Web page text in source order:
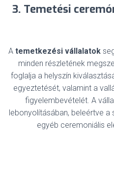
3. Temetési
A temetkezési vállalatok
minden részletének
foglalja a helyszín
egyeztetését, valamint a
figyelembevételét. A
lebonyolításában, beleértve
egyéb ceremoniális